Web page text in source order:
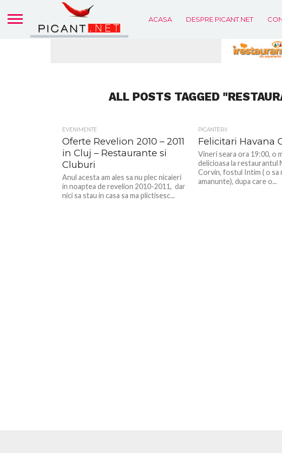
ACASA DESPRE PICANT.NET
ALL POSTS TAGGED
EVENIMENTE
Oferte Revelion 2010 – 2011
in Cluj – Restaurante si
Cluburi
Anul acesta am ales sa nu plec nicaieri
in noaptea de revelion 2010-2011, dar
nici sa stau in casa sa ma plictisesc...
PICANTERII
Felicitari Havana
Vineri seara ora 19:00, o
delicioasa la restaurantul
Corvin, fostul Intim ( o sa
amanunte), dupa care o...